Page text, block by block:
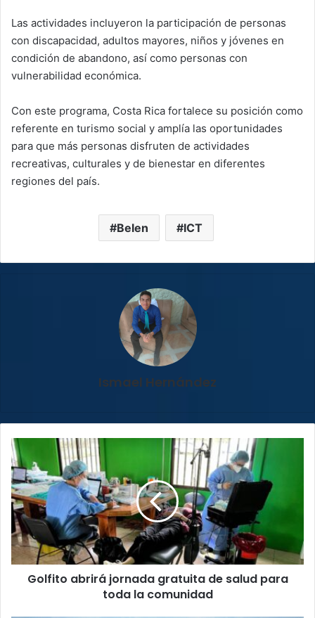
Las actividades incluyeron la participación de personas
con discapacidad, adultos mayores, niños y jóvenes en
condición de abandono, así como personas con
vulnerabilidad económica.
Con este programa, Costa Rica fortalece su posición como
referente en turismo social y amplía las oportunidades
para que más personas disfruten de actividades
recreativas, culturales y de bienestar en diferentes
regiones del país.
Belen ICT
Ismael Hernández
Golfito
abrirá
jornada
gratuita
de
salud
para
toda
la
comunidad
Golfito abrirá jornada gratuita de salud para
toda la comunidad